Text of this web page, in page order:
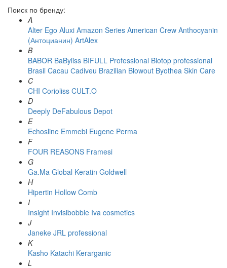
Поиск по бренду:
A
Alter Ego Aluxi Amazon Series American Crew Anthocyanin
(Антоцианин) ArtAlex
B
BABOR BaByliss BIFULL Professional Biotop professional
Brasil Cacau Сadiveu Brazilian Blowout Byothea Skin Care
C
CHI Corioliss CULT.O
D
Deeply DeFabulous Depot
E
Echosline Emmebi Eugene Perma
F
FOUR REASONS Framesi
G
Ga.Ma Global Keratin Goldwell
H
Hipertin Hollow Comb
I
Insight Invisibobble Iva cosmetics
J
Janeke JRL professional
K
Kasho Katachi Kerarganic
L